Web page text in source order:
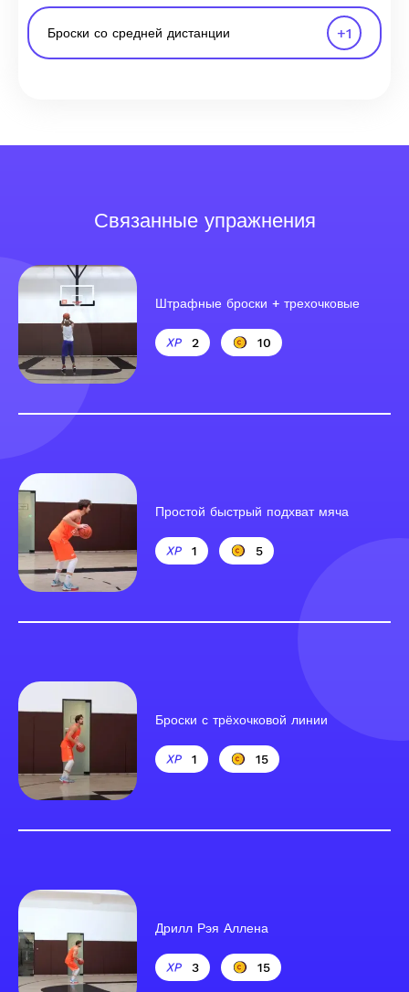
Броски со средней дистанции +1
Связанные упражнения
Штрафные броски + трехочковые
2 10
Простой быстрый подхват мяча
1 5
Броски с трёхочковой линии
1 15
Дрилл Рэя Аллена
3 15